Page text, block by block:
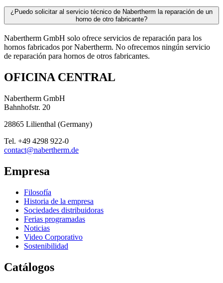
¿Puedo solicitar al servicio técnico de Nabertherm la reparación de un
horno de otro fabricante?
Nabertherm GmbH solo ofrece servicios de reparación para los
hornos fabricados por Nabertherm. No ofrecemos ningún servicio
de reparación para hornos de otros fabricantes.
OFICINA CENTRAL
Nabertherm GmbH
Bahnhofstr. 20
28865 Lilienthal (Germany)
Tel. +49 4298 922-0
contact@nabertherm.de
Empresa
Filosofía
Historia de la empresa
Sociedades distribuidoras
Ferias programadas
Noticias
Video Corporativo
Sostenibilidad
Catálogos